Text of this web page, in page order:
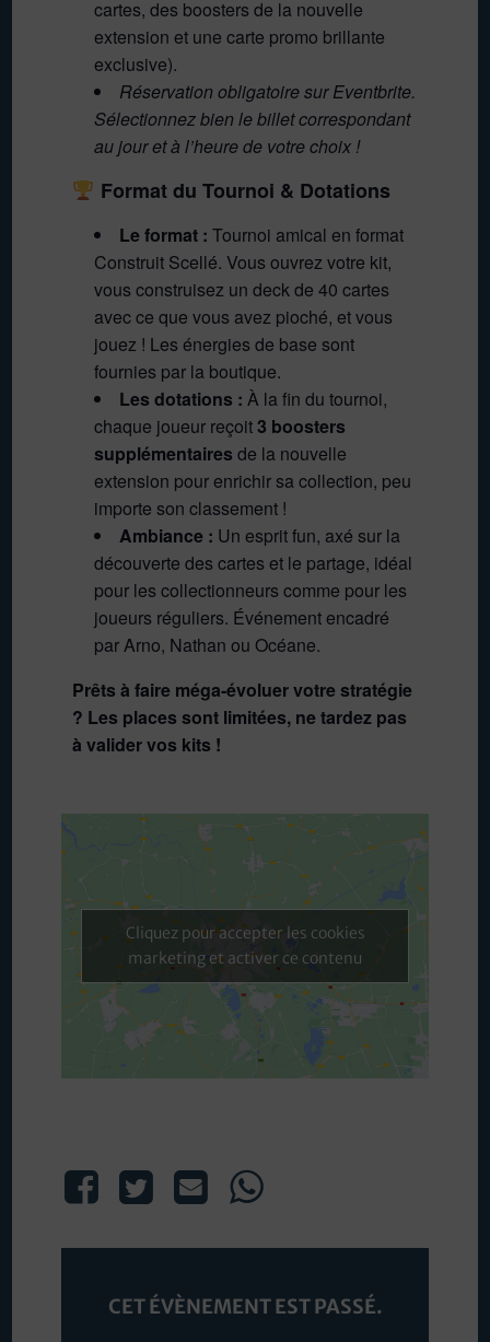
cartes, des boosters de la nouvelle
extension et une carte promo brillante
exclusive).
Réservation obligatoire sur Eventbrite.
Sélectionnez bien le billet correspondant
au jour et à l’heure de votre choix !
Format du Tournoi & Dotations
Le format : Tournoi amical en format
Construit Scellé. Vous ouvrez votre kit,
vous construisez un deck de 40 cartes
avec ce que vous avez pioché, et vous
jouez ! Les énergies de base sont
fournies par la boutique.
Les dotations : À la fin du tournoi,
chaque joueur reçoit3 boosters
supplémentaires de la nouvelle
extension pour enrichir sa collection, peu
importe son classement !
Ambiance : Un esprit fun, axé sur la
découverte des cartes et le partage, idéal
pour les collectionneurs comme pour les
joueurs réguliers. Événement encadré
par Arno, Nathan ou Océane.
Prêts à faire méga-évoluer votre stratégie
? Les places sont limitées, ne tardez pas
à valider vos kits !
Cliquez pour accepter les cookies
marketing et activer ce contenu
CET ÉVÈNEMENT EST PASSÉ.